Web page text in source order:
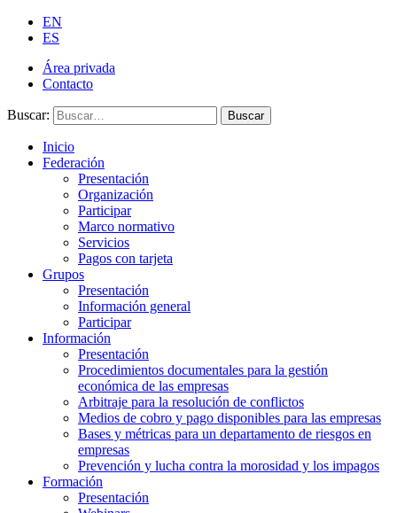
EN
ES
Área privada
Contacto
Buscar: Buscar
Inicio
Federación
Presentación
Organización
Participar
Marco normativo
Servicios
Pagos con tarjeta
Grupos
Presentación
Información general
Participar
Información
Presentación
Procedimientos documentales para la gestión
económica de las empresas
Arbitraje para la resolución de conflictos
Medios de cobro y pago disponibles para las empresas
Bases y métricas para un departamento de riesgos en
empresas
Prevención y lucha contra la morosidad y los impagos
Formación
Presentación